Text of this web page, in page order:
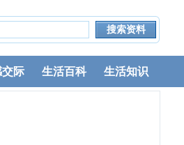
际 生活百科 生活知识